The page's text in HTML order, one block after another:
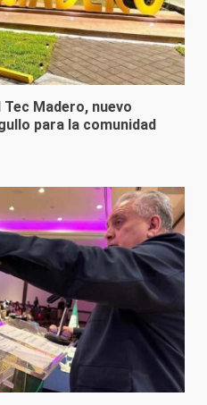
Madero, nuevo
para la comunidad